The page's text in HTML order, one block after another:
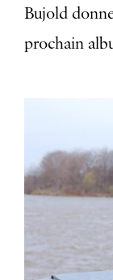
Bujold
prochain